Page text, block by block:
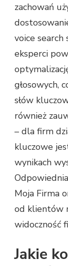
zachowań
voice
eksperci
głosowych,
słów
również
– dla firm
kluczowe
wynikach
Moja Firma
od klientów
widoczność
Jakie